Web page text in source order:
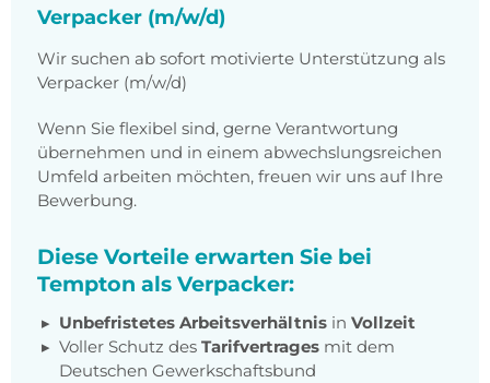
Verpacker (m/w/d)
Wir suchen ab sofort motivierte Unterstützung als
Verpacker (m/w/d)
Wenn Sie flexibel sind, gerne Verantwortung
übernehmen und in einem abwechslungsreichen
Umfeld arbeiten möchten, freuen wir uns auf Ihre
Bewerbung.
Diese Vorteile erwarten Sie bei
Tempton als Verpacker:
Unbefristetes Arbeitsverhältnis in Vollzeit
Voller Schutz des Tarifvertrages mit dem
Deutschen Gewerkschaftsbund